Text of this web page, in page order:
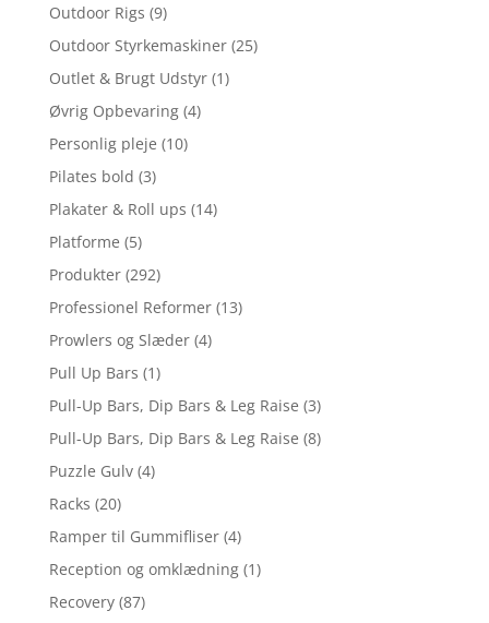
Outdoor Rigs (9)
Outdoor Styrkemaskiner (25)
Outlet & Brugt Udstyr (1)
Øvrig Opbevaring (4)
Personlig pleje (10)
Pilates bold (3)
Plakater & Roll ups (14)
Platforme (5)
Produkter (292)
Professionel Reformer (13)
Prowlers og Slæder (4)
Pull Up Bars (1)
Pull-Up Bars, Dip Bars & Leg Raise (3)
Pull-Up Bars, Dip Bars & Leg Raise (8)
Puzzle Gulv (4)
Racks (20)
Ramper til Gummifliser (4)
Reception og omklædning (1)
Recovery (87)